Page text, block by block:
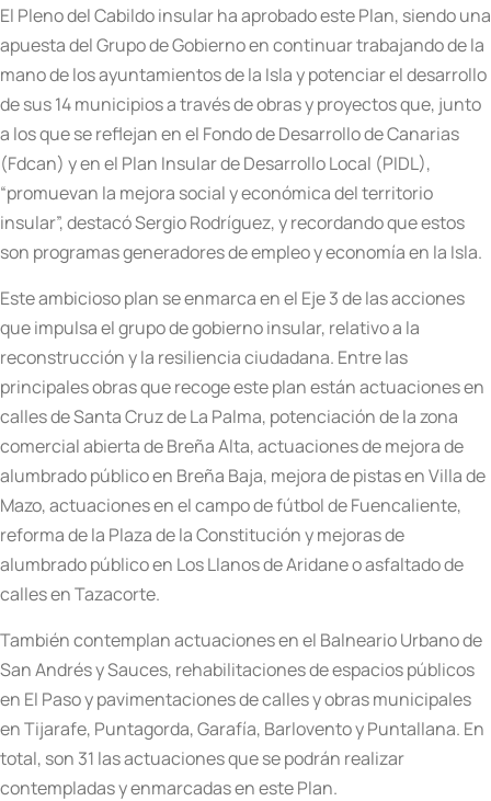
El Pleno del Cabildo insular ha aprobado este Plan, siendo una
apuesta del Grupo de Gobierno en continuar trabajando de la
mano de los ayuntamientos de la Isla y potenciar el desarrollo
de sus 14 municipios a través de obras y proyectos que, junto
a los que se reflejan en el Fondo de Desarrollo de Canarias
(Fdcan) y en el Plan Insular de Desarrollo Local (PIDL),
“promuevan la mejora social y económica del territorio
insular”, destacó Sergio Rodríguez, y recordando que estos
son programas generadores de empleo y economía en la Isla.
Este ambicioso plan se enmarca en el Eje 3 de las acciones
que impulsa el grupo de gobierno insular, relativo a la
reconstrucción y la resiliencia ciudadana. Entre las
principales obras que recoge este plan están actuaciones en
calles de Santa Cruz de La Palma, potenciación de la zona
comercial abierta de Breña Alta, actuaciones de mejora de
alumbrado público en Breña Baja, mejora de pistas en Villa de
Mazo, actuaciones en el campo de fútbol de Fuencaliente,
reforma de la Plaza de la Constitución y mejoras de
alumbrado público en Los Llanos de Aridane o asfaltado de
calles en Tazacorte.
También contemplan actuaciones en el Balneario Urbano de
San Andrés y Sauces, rehabilitaciones de espacios públicos
en El Paso y pavimentaciones de calles y obras municipales
en Tijarafe, Puntagorda, Garafía, Barlovento y Puntallana. En
total, son 31 las actuaciones que se podrán realizar
contempladas y enmarcadas en este Plan.